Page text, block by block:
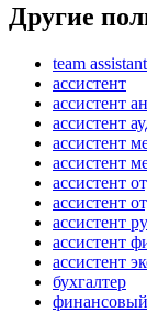
Другие
team assistant
ассистент
ассистент
ассистент
ассистент
ассистент
ассистент
ассистент
ассистент
ассистент
ассистент
бухгалтер
финансовый